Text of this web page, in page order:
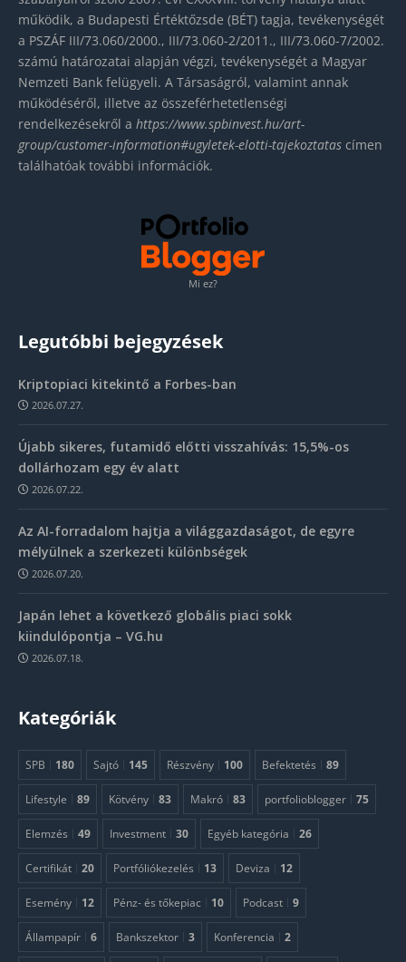
működik, a Budapesti Értéktőzsde (BÉT) tagja, tevékenységét
a PSZÁF III/73.060/2000., III/73.060-2/2011., III/73.060-7/2002.
számú határozatai alapján végzi, tevékenységét a Magyar
Nemzeti Bank felügyeli. A Társaságról, valamint annak
működéséről, illetve az összeférhetetlenségi
rendelkezésekről a https://www.spbinvest.hu/art-
group/customer-information#ugyletek-elotti-tajekoztatas címen
találhatóak további információk.
Mi ez?
Legutóbbi bejegyzések
Kriptopiaci kitekintő a Forbes-ban
2026.07.27.
Újabb sikeres, futamidő előtti visszahívás: 15,5%-os
dollárhozam egy év alatt
2026.07.22.
Az AI-forradalom hajtja a világgazdaságot, de egyre
mélyülnek a szerkezeti különbségek
2026.07.20.
Japán lehet a következő globális piaci sokk
kiindulópontja – VG.hu
2026.07.18.
Kategóriák
SPB 180 Sajtó 145 Részvény 100 Befektetés 89
Lifestyle 89 Kötvény 83 Makró 83 portfolioblogger 75
Elemzés 49 Investment 30 Egyéb kategória 26
Certifikát 20 Portfóliókezelés 13 Deviza 12
Esemény 12 Pénz- és tőkepiac 10 Podcast 9
Állampapír 6 Bankszektor 3 Konferencia 2